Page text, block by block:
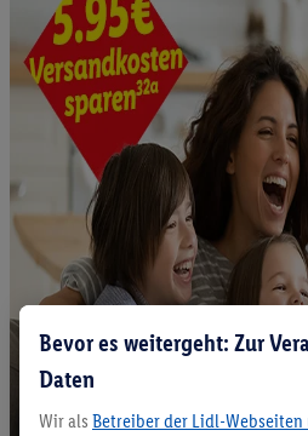
Bevor es weitergeht: Zur
Daten
Wir als Betreiber der Lidl-